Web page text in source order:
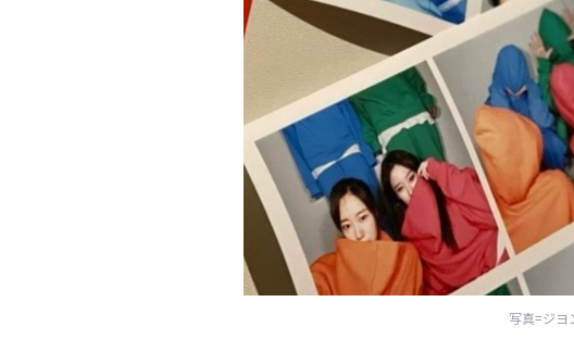
写真=ジヨ